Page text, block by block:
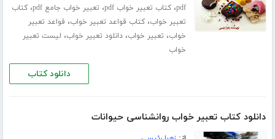
pdf،کتاب تعبیر خواب pdf ، تعبیر خواب جامع pdf ،کتاب
تعبیر خواب،کتاب قواعد تعبیر خواب، قواعد تعبیر
خواب، تعبیر خواب،دانلود تعبیر خواب، لیست تعبیر
خواب
دانلود کتاب
دانلود کتاب تعبیر خواب روانشناسی حیوانات